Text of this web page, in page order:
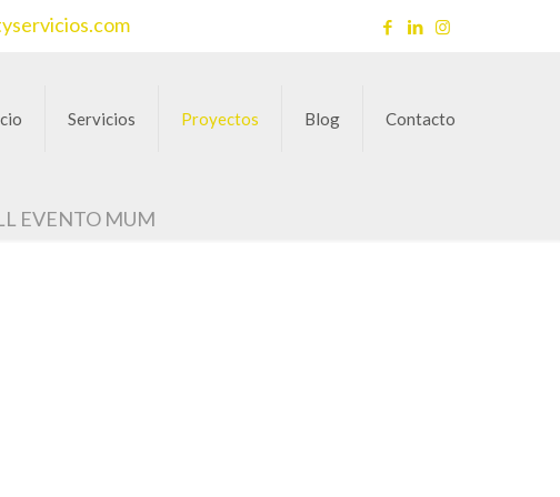
Servicios Proyectos Blog Contacto
EVENTO MUM